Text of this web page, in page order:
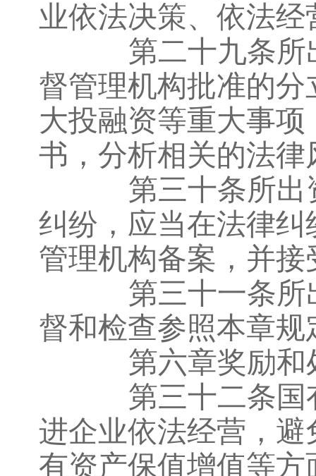
业依法决策、依法
第二十九条所
督管理机构批准的
大投融资等重大事
书，分析相关的法
第三十条所出
纠纷，应当在法律
管理机构备案，并
第三十一条所
督和检查参照本章规
第六章奖励和
第三十二条国
进企业依法经营，
有资产保值增值等